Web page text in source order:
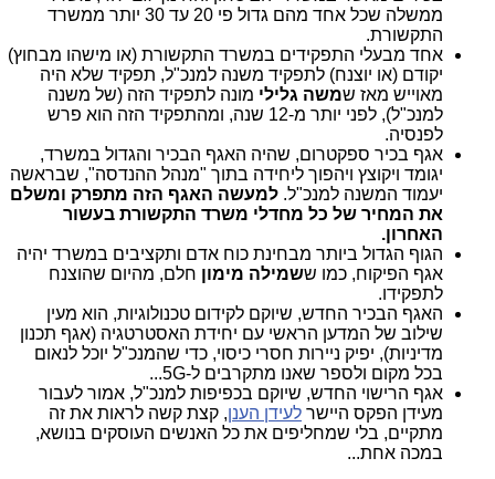
ממשלה שכל אחד מהם גדול פי 20 עד 30 יותר ממשרד
התקשורת.
אחד מבעלי התפקידים במשרד התקשורת (או מישהו מבחוץ)
יקודם (או יוצנח) לתפקיד משנה למנכ"ל, תפקיד שלא היה
מאוייש מאז שמשה גלילי מונה לתפקיד הזה (של משנה
למנכ"ל), לפני יותר מ-12 שנה, ומהתפקיד הזה הוא פרש
לפנסיה.
אגף בכיר ספקטרום, שהיה האגף הבכיר והגדול במשרד,
יגומד ויקוצץ ויהפוך ליחידה בתוך "מנהל ההנדסה", שבראשה
יעמוד המשנה למנכ"ל. למעשה האגף הזה מתפרק ומשלם
את המחיר של כל מחדלי משרד התקשורת בעשור
האחרון.
הגוף הגדול ביותר מבחינת כוח אדם ותקציבים במשרד יהיה
אגף הפיקוח, כמו ששמילה מימון חלם, מהיום שהוצנח
לתפקידו.
האגף הבכיר החדש, שיוקם לקידום טכנולוגיות, הוא מעין
שילוב של המדען הראשי עם יחידת האסטרטגיה (אגף תכנון
מדיניות), יפיק ניירות חסרי כיסוי, כדי שהמנכ"ל יוכל לנאום
בכל מקום ולספר שאנו מתקרבים ל-5G...
אגף הרישוי החדש, שיוקם בכפיפות למנכ"ל, אמור לעבור
מעידן הפקס היישר לעידן הענן, קצת קשה לראות את זה
מתקיים, בלי שמחליפים את כל האנשים העוסקים בנושא,
במכה אחת...